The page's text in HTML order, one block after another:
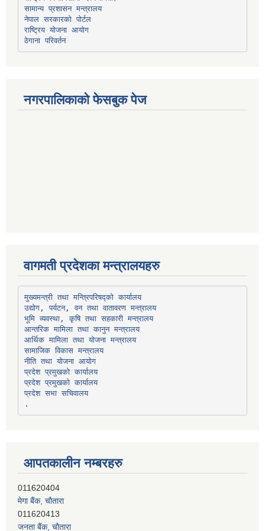
सामान्य प्रशासन मन्त्रालय
नेपाल सरकारको पोर्टल
राष्ट्रिय योजना आयोग
ठेगाना परिवर्तन
नगरपालिकाको फेसबुक पेज
वागमती प्रदेशका मन्त्रालयहरु
मुख्यमन्त्री तथा मन्त्रिपरिषद्को कार्यालय
उद्योग, पर्यटन, वन तथा वातावरण मन्त्रालय
भूमि व्यवस्था, कृषि तथा सहकारी मन्त्रालय
आन्तरिक मामिला तथा कानुन मन्त्रालय
आर्थिक मामिला तथा योजना मन्त्रालय
सामाजिक विकास मन्त्रालय
नीति तथा योजना आयोग
प्रदेश प्रमुखको कार्यालय
प्रदेश प्रमुखको कार्यालय
प्रदेश सभा सचिवालय
आपतकालीन नम्बरहरु
मेगा बैंक, चाैतारा
011620413
जनता बैंक, चाैतारा
011620406